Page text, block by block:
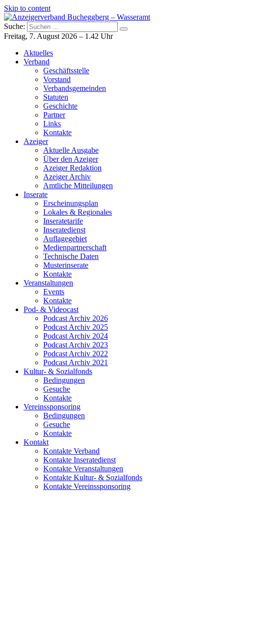
Skip to content
Anzeigerverband Bucheggberg – Wasseramt
Azeiger AZ-Medien
Suche:
Freitag, 7. August 2026 – 1.42 Uhr
Aktuelles
Verband
Geschäftsstelle
Vorstand
Verbandsgemeinden
Statuten
Geschichte
Partner
Links
Kontakte
Azeiger
Aktuelle Ausgabe
Über den Azeiger
Azeiger Redaktion
Azeiger Archiv
Amtliche Mitteilungen
Inserate
Erscheinungsplan
Lokales & Regionales
Inseratetarife
Inseratedienst
Auflagegebiet
Medienpartnerschaft
Technische Daten
Musterinserate
Kontakte
Veranstaltungen
Events
Kontakte
Pod- & Videocast
Podcast Archiv 2026
Podcast Archiv 2025
Podcast Archiv 2024
Podcast Archiv 2023
Podcast Archiv 2022
Podcast Archiv 2021
Kultur- & Sozialfonds
Bedingungen
Gesuche
Kontakte
Vereinssponsoring
Bedingungen
Gesuche
Kontakte
Kontakt
Kontakte Verband
Kontakte Inseratedienst
Kontakte Veranstaltungen
Kontakte Kultur- & Sozialfonds
Kontakte Vereinssponsoring